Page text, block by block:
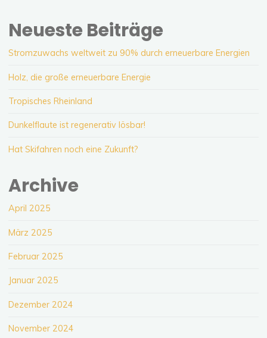
Neueste Beiträge
Stromzuwachs weltweit zu 90% durch erneuerbare Energien
Holz, die große erneuerbare Energie
Tropisches Rheinland
Dunkelflaute ist regenerativ lösbar!
Hat Skifahren noch eine Zukunft?
Archive
April 2025
März 2025
Februar 2025
Januar 2025
Dezember 2024
November 2024